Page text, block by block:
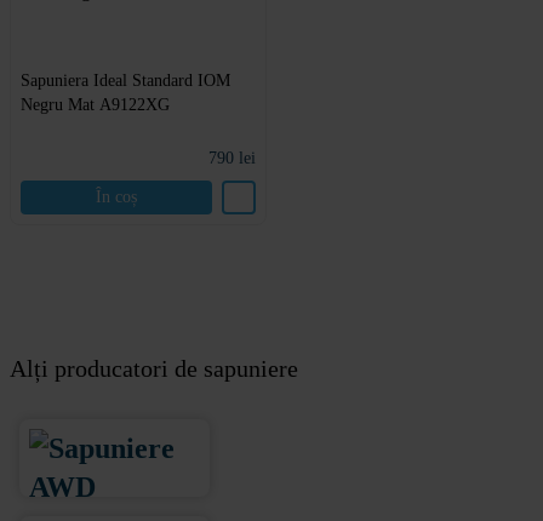
Sapuniera Ideal Standard IOM
Negru Mat A9122XG
790 lei
În coș
Alți producatori de sapuniere